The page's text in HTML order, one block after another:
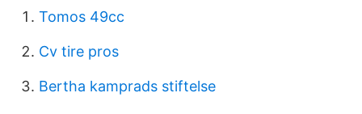
Tomos 49cc
Cv tire pros
Bertha kamprads stiftelse